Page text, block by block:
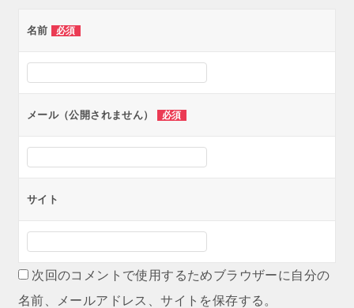
名前 必須
メール（公開されません） 必須
サイト
次回のコメントで使用するためブラウザーに自分の
名前、メールアドレス、サイトを保存する。